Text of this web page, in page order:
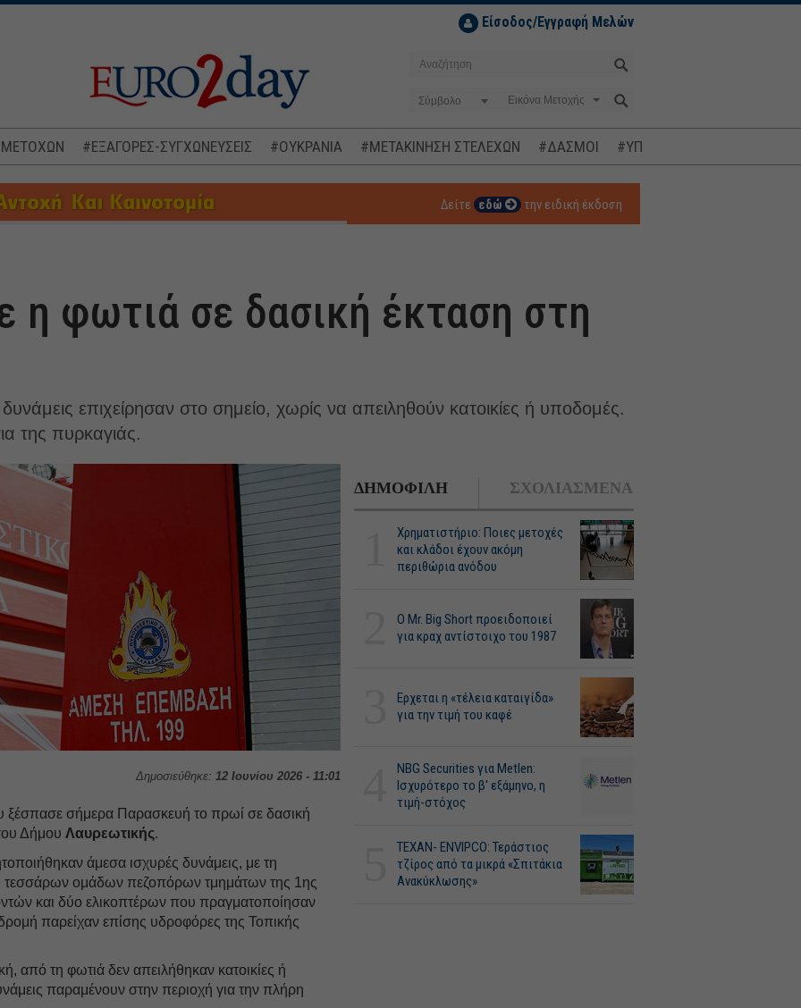
Είσοδος/Εγγραφή Μελών
Σύμβολο
ΜΕΤΟΧΩΝ #ΕΞΑΓΟΡΕΣ-ΣΥΓΧΩΝΕΥΣΕΙΣ #ΟΥΚΡΑΝΙΑ #ΜΕΤΑΚΙΝΗΣΗ ΣΤΕΛΕΧΩΝ #ΔΑΣΜΟΙ #ΥΠΟΚΛΟΠΕΣ
Δείτε εδώ την ειδική έκδοση
η φωτιά σε δασική έκταση στη
δυνάμεις επιχείρησαν στο σημείο, χωρίς να απειληθούν κατοικίες ή υποδομές.
της πυρκαγιάς.
Δημοσιεύθηκε: 12 Ιουνίου 2026 - 11:01
ξέσπασε σήμερα Παρασκευή το πρωί σε δασική
ΔήμουΛαυρεωτικής.
άμεσα ισχυρές δυνάμεις, με τη
ομάδων πεζοπόρων τμημάτων της 1ης
και δύο ελικοπτέρων που πραγματοποίησαν
παρείχαν επίσης υδροφόρες της Τοπικής
από τη φωτιά δεν απειλήθηκαν κατοικίες ή
παραμένουν στην περιοχή για την πλήρη
ΔΗΜΟΦΙΛΗ ΣΧΟΛΙΑΣΜΕΝΑ
Χρηματιστήριο: Ποιες μετοχές
και κλάδοι έχουν ακόμη
περιθώρια ανόδου
O Mr. Big Short προειδοποιεί
για κραχ αντίστοιχο του 1987
Ερχεται η «τέλεια καταιγίδα»
για την τιμή του καφέ
NBG Securities για Metlen:
Ισχυρότερο το β' εξάμηνο, η
τιμή-στόχος
ΤΕΧΑΝ- ENVIPCO: Τεράστιος
τζίρος από τα μικρά «Σπιτάκια
Ανακύκλωσης»